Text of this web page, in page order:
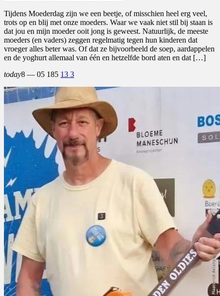
Tijdens Moederdag zijn we een beetje, of misschien heel erg veel,
trots op en blij met onze moeders. Waar we vaak niet stil bij staan is
dat jou en mijn moeder ooit jong is geweest. Natuurlijk, de meeste
moeders (en vaders) zeggen regelmatig tegen hun kinderen dat
vroeger alles beter was. Of dat ze bijvoorbeeld de soep, aardappelen
en de yoghurt allemaal van één en hetzelfde bord aten en dat […]
today8 — 05 185 13 3